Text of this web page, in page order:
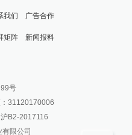
我们 广告合作
矩阵
号
号
平台
新闻报料
号
31120170006
B2-2017116
限公司